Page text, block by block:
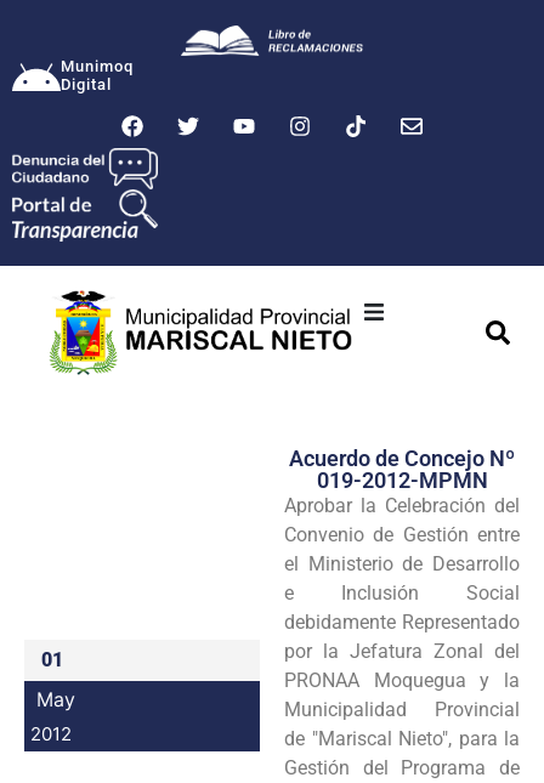
Munimoq
Digital
Transparencia
Programas
Intranet
01
May
2012
Acuerdo de Concejo Nº
019-2012-MPMN
Aprobar la Celebración del
Convenio de Gestión entre
el Ministerio de Desarrollo
e Inclusión Social
debidamente Representado
por la Jefatura Zonal del
PRONAA Moquegua y la
Municipalidad Provincial
de "Mariscal Nieto", para la
Gestión del Programa de